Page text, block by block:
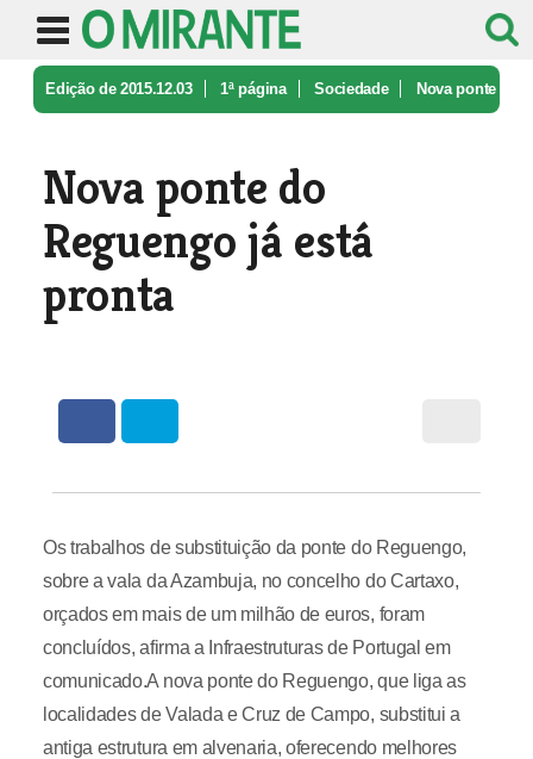
Edição de 2015.12.03 1ª página Sociedade Nova ponte
Nova ponte do
Reguengo já está
pronta
Os trabalhos de substituição da ponte do Reguengo,
sobre a vala da Azambuja, no concelho do Cartaxo,
orçados em mais de um milhão de euros, foram
concluídos, afirma a Infraestruturas de Portugal em
comunicado.A nova ponte do Reguengo, que liga as
localidades de Valada e Cruz de Campo, substitui a
antiga estrutura em alvenaria, oferecendo melhores